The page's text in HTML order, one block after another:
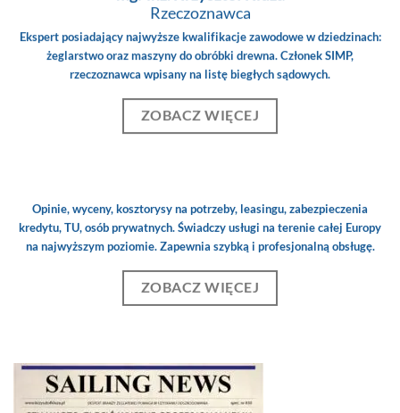
Rzeczoznawca
Ekspert posiadający najwyższe kwalifikacje zawodowe w dziedzinach:
żeglarstwo oraz maszyny do obróbki drewna. Członek SIMP,
rzeczoznawca wpisany na listę biegłych sądowych.
ZOBACZ WIĘCEJ
Opinie, wyceny, kosztorysy na potrzeby, leasingu, zabezpieczenia
kredytu, TU, osób prywatnych. Świadczy usługi na terenie całej Europy
na najwyższym poziomie. Zapewnia szybką i profesjonalną obsługę.
ZOBACZ WIĘCEJ